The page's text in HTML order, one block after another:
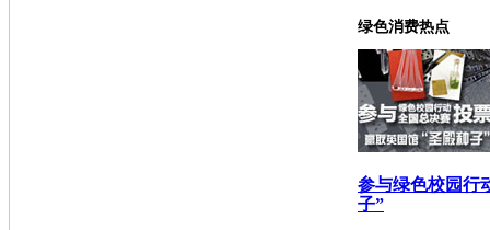
绿色消费热点
参与绿色校园行
子”